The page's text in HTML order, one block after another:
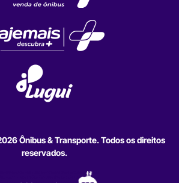
Ônibus & Transporte. Todos os direitos
reservados.